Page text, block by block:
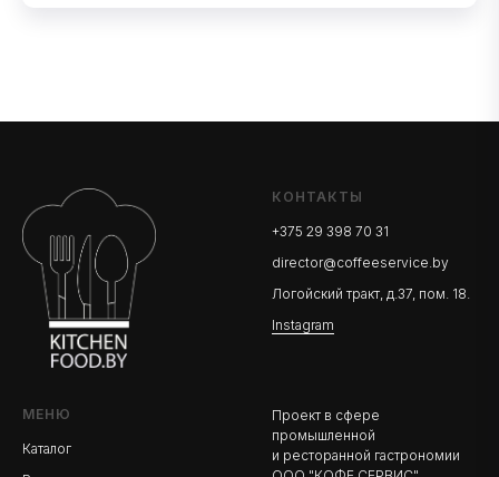
КОНТАКТЫ
+375 29 398 70 31
director@coffeeservice.by
Логойский тракт, д.37, пом. 18.
Instagram
МЕНЮ
Каталог
Проект в сфере
промышленной
и ресторанной гастрономии